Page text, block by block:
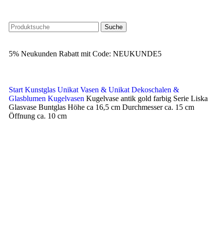
Suche
5% Neukunden Rabatt mit Code: NEUKUNDE5
Start Kunstglas Unikat Vasen & Unikat Dekoschalen &
Glasblumen Kugelvasen Kugelvase antik gold farbig Serie Liska
Glasvase Buntglas Höhe ca 16,5 cm Durchmesser ca. 15 cm
Öffnung ca. 10 cm